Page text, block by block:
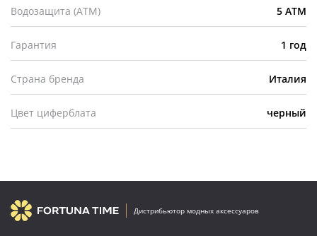
Водозащита (АТМ) 5 ATM
Гарантия 1 год
Страна бренда Италия
Цвет циферблата черный
Дистрибьютор модных аксессуаров